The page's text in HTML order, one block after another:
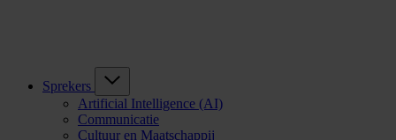
Sprekers
Artificial Intelligence (AI)
Communicatie
Cultuur en Maatschappij